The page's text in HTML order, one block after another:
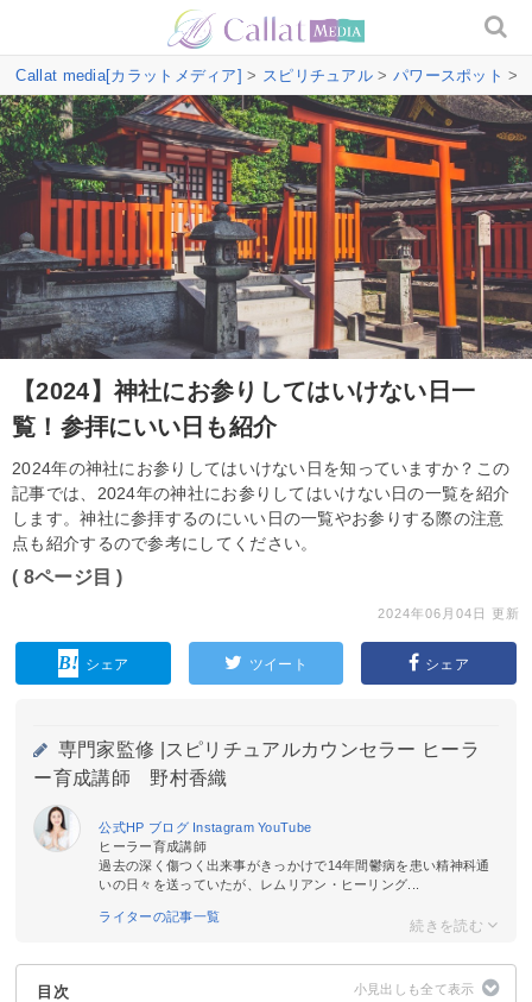
Callat media[カラットメディア] > スピリチュアル > パワースポット >
【2024】神社にお参りしてはいけない日一
覧！参拝にいい日も紹介
2024年の神社にお参りしてはいけない日を知っていますか？この
記事では、2024年の神社にお参りしてはいけない日の一覧を紹介
します。神社に参拝するのにいい日の一覧やお参りする際の注意
点も紹介するので参考にしてください。
( 8ページ目 )
2024年06月04日 更新
シェア ツイート シェア
専門家監修 |
スピリチュアルカウンセラー ヒーラ
ー育成講師 野村香織
公式HP ブログ InstagramYouTube
ヒーラー育成講師
過去の深く傷つく出来事がきっかけで14年間鬱病を患い精神科通
いの日々を送っていたが、レムリアン・ヒーリング...
ライターの記事一覧
目次